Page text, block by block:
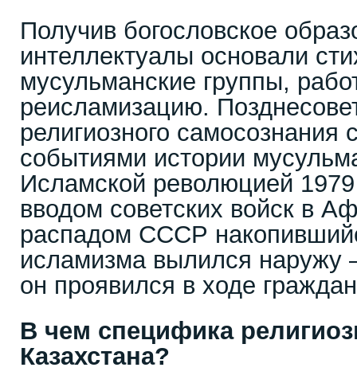
Получив богословское
интеллектуалы основали
мусульманские группы,
реисламизацию.
религиозного
событиями истории
Исламской революцией
вводом советских войск в
распадом СССР
исламизма вылился наружу
он проявился в ходе
В чем специфика
Казахстана?